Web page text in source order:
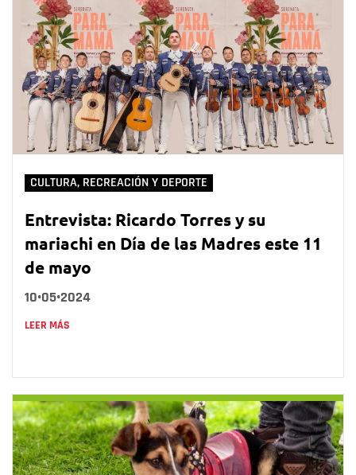
CULTURA, RECREACIÓN Y DEPORTE
Entrevista: Ricardo Torres y su
mariachi en Día de las Madres este 11
de mayo
10•05•2024
LEER MÁS